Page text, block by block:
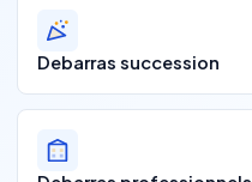
Debarras succession